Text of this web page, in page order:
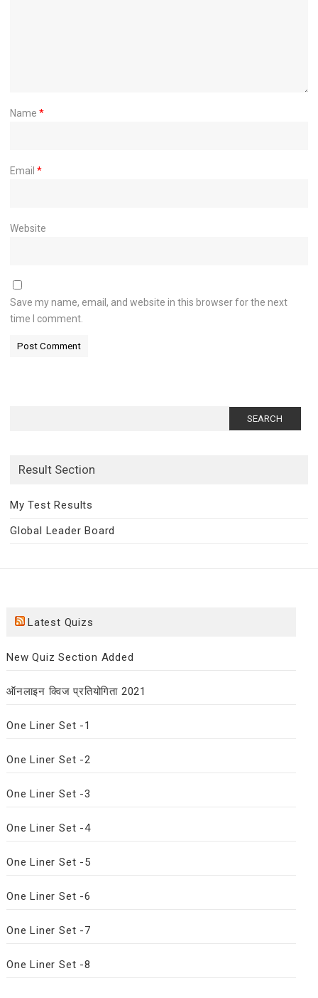
Name *
Email *
Website
Save my name, email, and website in this browser for the next
time I comment.
Result Section
My Test Results
Global Leader Board
Latest Quizs
New Quiz Section Added
ऑनलाइन क्विज प्रतियोगिता 2021
One Liner Set -1
One Liner Set -2
One Liner Set -3
One Liner Set -4
One Liner Set -5
One Liner Set -6
One Liner Set -7
One Liner Set -8